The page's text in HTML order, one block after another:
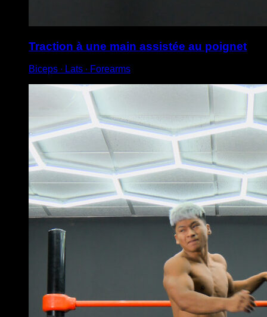
Traction à une main assistée au poignet
Biceps ∙ Lats ∙ Forearms